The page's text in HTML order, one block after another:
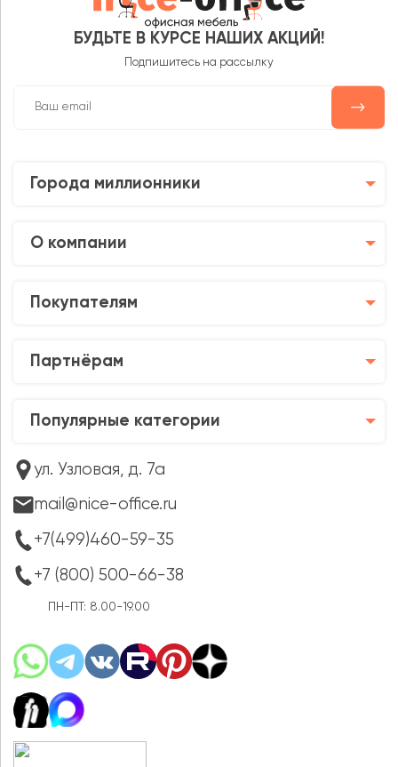
БУДЬТЕ В КУРСЕ НАШИХ АКЦИЙ!
Подпишитесь на рассылку
Города миллионники
О компании
Покупателям
Партнёрам
Популярные категории
ул. Узловая, д. 7а
mail@nice-office.ru
+7(499)460-59-35
+7 (800) 500-66-38
ПН-ПТ: 8.00-19.00